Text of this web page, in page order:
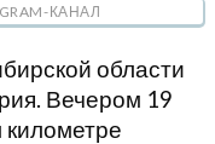
КАНАЛ
области
Вечером 19
километре